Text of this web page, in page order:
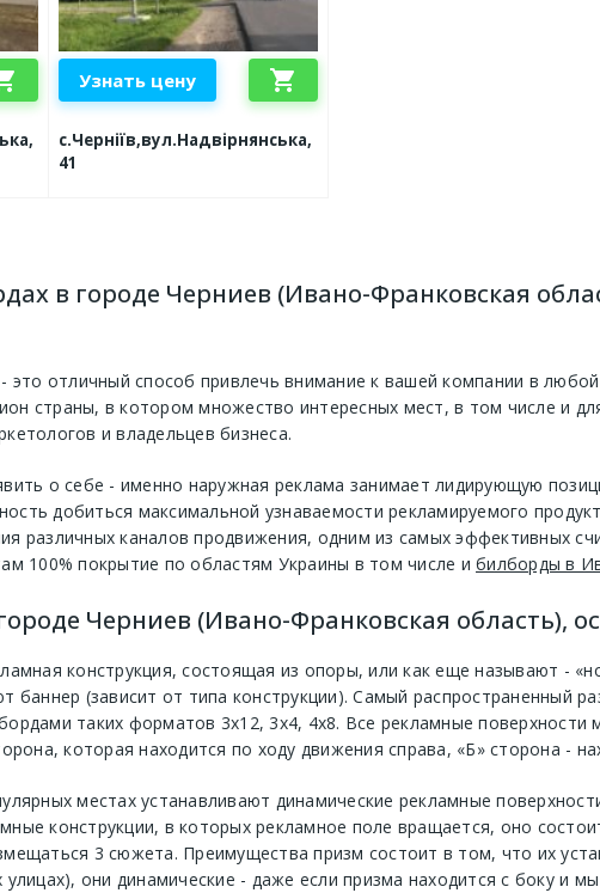
Узнать цену shopping_cart
с.Черніїв,вул.Надвірнянська,
41
в городе Черниев (Ивано-Франковская
это отличный способ привлечь внимание к вашей компании в
страны, в котором множество интересных мест, в том числе и
и владельцев бизнеса.
о себе - именно наружная реклама занимает лидирующую
добиться максимальной узнаваемости рекламируемого
различных каналов продвижения, одним из самых эффективных
100% покрытие по областям Украины в том числе и билборды в
Черниев (Ивано-Франковская область),
конструкция, состоящая из опоры, или как еще называют -
баннер (зависит от типа конструкции). Самый распространенный
таких форматов 3х12, 3х4, 4х8. Все рекламные
которая находится по ходу движения справа, «Б» сторона -
местах устанавливают динамические рекламные
конструкции, в которых рекламное поле вращается, оно
3 сюжета. Преимущества призм состоит в том, что их
улицах), они динамические - даже если призма находится с боку и